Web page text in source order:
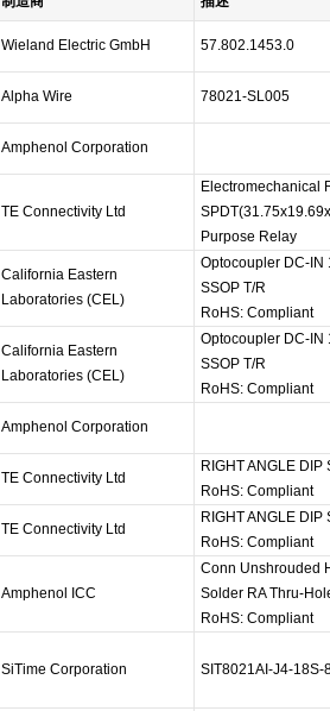
Wieland Electric GmbH 57.802.1453.0
Alpha Wire 78021-SL005
Amphenol Corporation
TE Connectivity Ltd
Electromechanical
Purpose Relay
California Eastern
Laboratories (CEL)
Optocoupler DC-IN
SSOP T/R
RoHS: Compliant
California Eastern
Laboratories (CEL)
Optocoupler DC-IN
SSOP T/R
RoHS: Compliant
Amphenol Corporation
TE Connectivity Ltd
RIGHT ANGLE DIP
RoHS: Compliant
TE Connectivity Ltd
RIGHT ANGLE DIP
RoHS: Compliant
Amphenol ICC
Conn Unshrouded
Solder RA Thru-
RoHS: Compliant
SiTime Corporation SIT8021AI-J4-18S-